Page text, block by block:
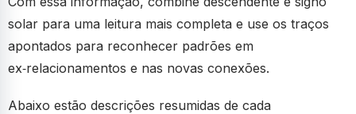
solar para uma leitura mais completa e use os traços
apontados para reconhecer padrões em
ex‑relacionamentos e nas novas conexões.
Abaixo estão descrições resumidas de cada